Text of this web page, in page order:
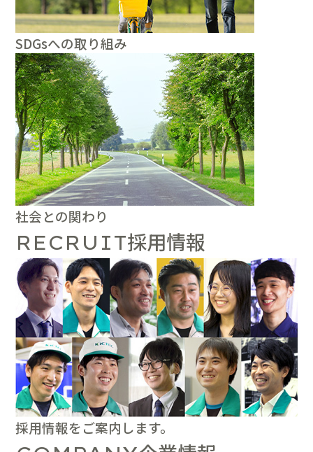
SDGsへの取り組み
社会との関わり
RECRUIT採用情報
採用情報をご案内します。